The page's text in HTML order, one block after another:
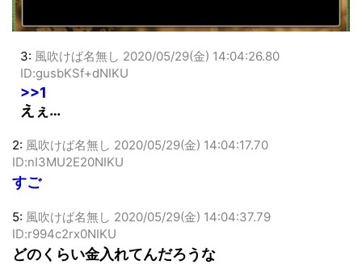
3:風吹けば名無し 2020/05/29(金) 14:04:26.80
ID:gusbKSf+dNIKU
>>1
2:風吹けば名無し 2020/05/29(金) 14:04:17.70
ID:nI3MU2E20NIKU
5:風吹けば名無し 2020/05/29(金) 14:04:37.79
ID:r994c2rx0NIKU